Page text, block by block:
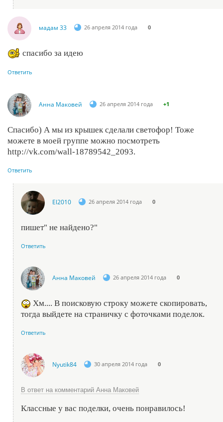
мадам 33 26 апреля 2014 года 0
спасибо за идею
Ответить
Анна Маковей 26 апреля 2014 года +1
Спасибо) А мы из крышек сделали светофор! Тоже
можете в моей группе можно посмотреть
http://vk.com/wall-18789542_2093.
Ответить
El2010 26 апреля 2014 года 0
пишет" не найдено?"
Ответить
Анна Маковей 26 апреля 2014 года 0
Хм.... В поисковую строку можете скопировать,
тогда выйдете на страничку с фоточками поделок.
Ответить
Nyutik84 30 апреля 2014 года 0
В ответ на комментарий Анна Маковей
Классные у вас поделки, очень понравилось!